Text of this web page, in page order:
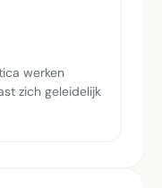
werken
zich geleidelijk